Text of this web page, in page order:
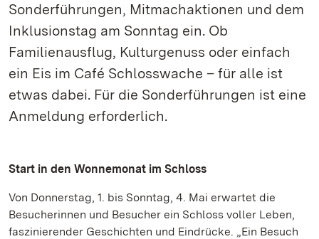
Sonderführungen, Mitmachaktionen und dem
Inklusionstag am Sonntag ein. Ob
Familienausflug, Kulturgenuss oder einfach
ein Eis im Café Schlosswache – für alle ist
etwas dabei. Für die Sonderführungen ist eine
Anmeldung erforderlich.
Start in den Wonnemonat im Schloss
Von Donnerstag, 1. bis Sonntag, 4. Mai erwartet die
Besucherinnen und Besucher ein Schloss voller Leben,
faszinierender Geschichten und Eindrücke. „Ein Besuch